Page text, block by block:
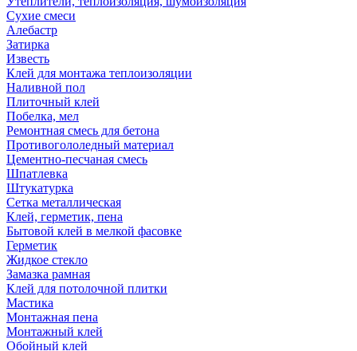
Сухие смеси
Алебастр
Затирка
Известь
Клей для монтажа теплоизоляции
Наливной пол
Плиточный клей
Побелка, мел
Ремонтная смесь для бетона
Противогололедный материал
Цементно-песчаная смесь
Шпатлевка
Штукатурка
Сетка металлическая
Клей, герметик, пена
Бытовой клей в мелкой фасовке
Герметик
Жидкое стекло
Замазка рамная
Клей для потолочной плитки
Мастика
Монтажная пена
Монтажный клей
Обойный клей